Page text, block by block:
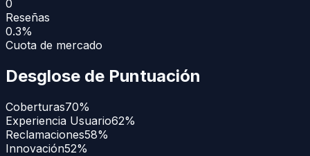
0
Reseñas
0.3%
Cuota de mercado
Desglose de Puntuación
Coberturas70%
Experiencia Usuario62%
Reclamaciones58%
Innovación52%